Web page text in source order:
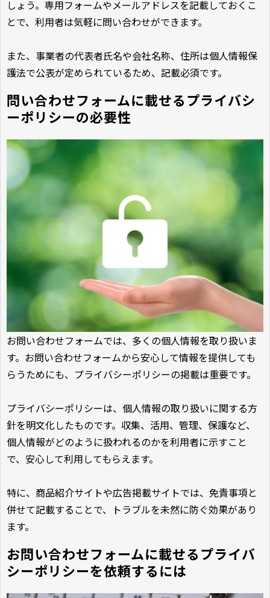
しょう。専用フォームやメールアドレスを記載しておくこ
とで、利用者は気軽に問い合わせができます。
また、事業者の代表者氏名や会社名称、住所は個人情報保
護法で公表が定められているため、記載必須です。
問い合わせフォームに載せるプライバシ
ーポリシーの必要性
お問い合わせフォームでは、多くの個人情報を取り扱いま
す。お問い合わせフォームから安心して情報を提供しても
らうためにも、プライバシーポリシーの掲載は重要です。
プライバシーポリシーは、個人情報の取り扱いに関する方
針を明文化したものです。収集、活用、管理、保護など、
個人情報がどのように扱われるのかを利用者に示すこと
で、安心して利用してもらえます。
特に、商品紹介サイトや広告掲載サイトでは、免責事項と
併せて記載することで、トラブルを未然に防ぐ効果があり
ます。
お問い合わせフォームに載せるプライバ
シーポリシーを依頼するには